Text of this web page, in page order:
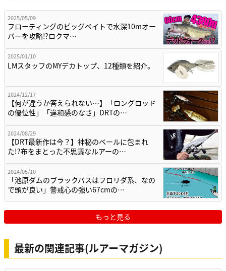
2025/05/09
フローティングのビッグベイトで水深10mオー
バーを攻略⁉ロクマ…
2025/01/10
LMスタッフのMYデカトップ、12種類を紹介。
2024/12/17
【何が違うか答えられない…】「ロングロッド
の優位性」「違和感のなさ」DRTの…
2024/08/29
【DRT最新作は今？】神秘のベールに包まれ
た!?布をまとった不思議なルアーの…
2024/05/10
「池原ダムのブラックバスはフロリダ系、なの
で頭が良い」警戒心の強い67cmの…
もっと見る
最新の関連記事(ルアーマガジン)